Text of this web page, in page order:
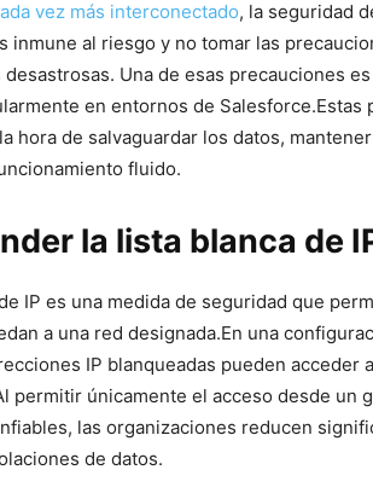
vez más interconectado, la seguridad
inmune al riesgo y no tomar las
Una de⁢ esas precauciones
en⁣ entornos de⁢ Salesforce.Estas
hora de salvaguardar los datos,
fluido.
la lista blanca de
IP es una medida de seguridad que
a una red⁤ designada.En una‌
IP blanqueadas pueden acceder⁢
permitir únicamente el acceso desde un
las organizaciones reducen‍
de datos.